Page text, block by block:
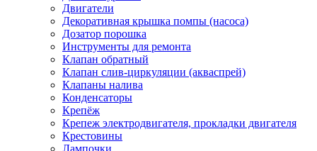
Двигатели
Декоративная крышка помпы (насоса)
Дозатор порошка
Инструменты для ремонта
Клапан обратный
Клапан слив-циркуляции (акваспрей)
Клапаны налива
Конденсаторы
Крепёж
Крепеж электродвигателя, прокладки двигателя
Крестовины
Лампочки